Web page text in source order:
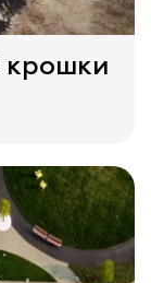
крошки